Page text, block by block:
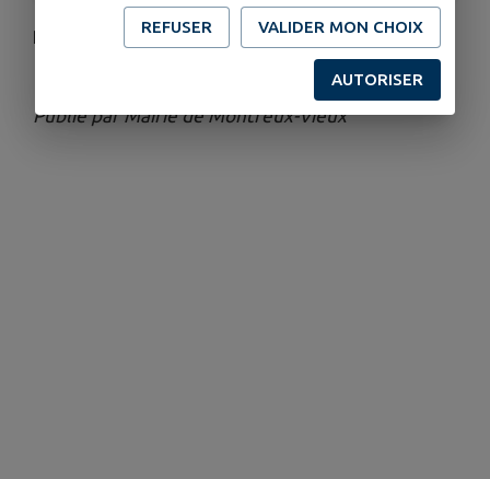
Pour information.
Publié par Mairie de Montreux-Vieux
REFUSER VALIDER MON CHOIX
AUTORISER